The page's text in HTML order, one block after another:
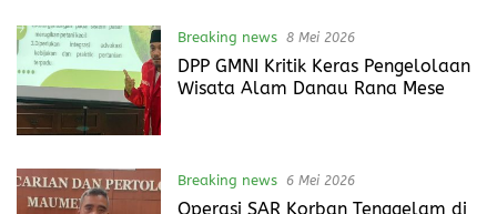
Breaking news 8 Mei 2026
DPP GMNI Kritik Keras Pengelolaan
Wisata Alam Danau Rana Mese
Breaking news 6 Mei 2026
Operasi SAR Korban Tenggelam di